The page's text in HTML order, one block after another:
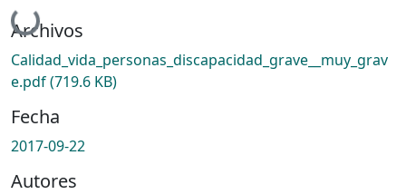
Cargando...
Archivos
Calidad_vida_personas_discapacidad_grave__muy_grav
e.pdf(719.6 KB)
Fecha
2017-09-22
Autores